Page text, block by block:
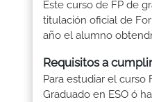
Este curso de FP de
titulación oficial de
año el alumno
Requisitos a cumplir
Para estudiar el
Graduado en ESO ó